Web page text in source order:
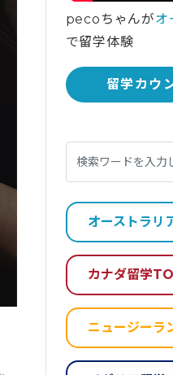
pecoちゃんがオ
で留学体験
留学カウ
オーストラリ
カナダ留学
ニュージーラ